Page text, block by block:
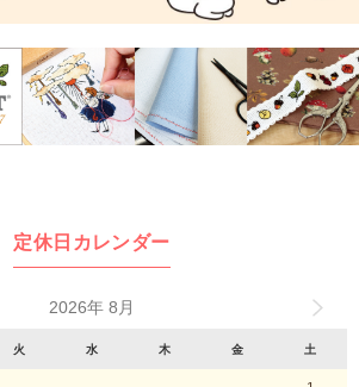
定休日カレンダー
2026年 8月
火 水 木 金 土